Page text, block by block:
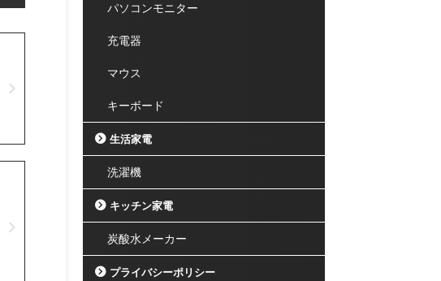
パソコンモニター
充電器
マウス
キーボード
生活家電
洗濯機
キッチン家電
炭酸水メーカー
プライバシーポリシー